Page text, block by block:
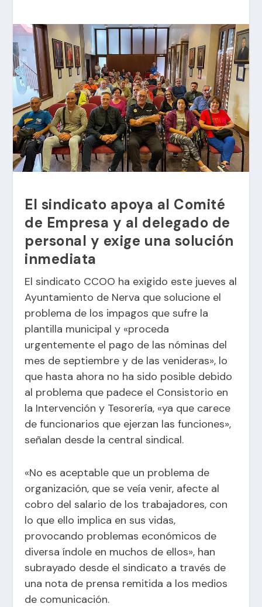
El sindicato apoya al Comité
de Empresa y al delegado de
personal y exige una solución
inmediata
El sindicato CCOO ha exigido este jueves al
Ayuntamiento de Nerva que solucione el
problema de los impagos que sufre la
plantilla municipal y «proceda
urgentemente el pago de las nóminas del
mes de septiembre y de las venideras», lo
que hasta ahora no ha sido posible debido
al problema que padece el Consistorio en
la Intervención y Tesorería, «ya que carece
de funcionarios que ejerzan las funciones»,
señalan desde la central sindical.
«No es aceptable que un problema de
organización, que se veía venir, afecte al
cobro del salario de los trabajadores, con
lo que ello implica en sus vidas,
provocando problemas económicos de
diversa índole en muchos de ellos», han
subrayado desde el sindicato a través de
una nota de prensa remitida a los medios
de comunicación.